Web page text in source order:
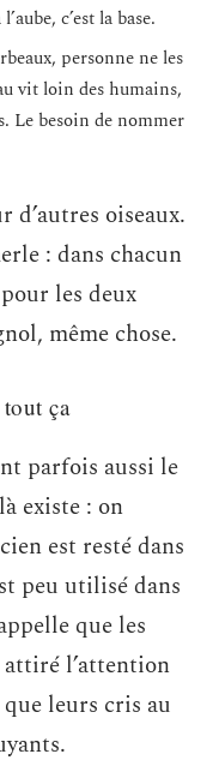
c’est la base.
personne ne les
vit loin des humains,
Le besoin de nommer
oiseaux.
: dans chacun
les deux
même chose.
ça
parfois aussi le
existe : on
est resté dans
peu utilisé dans
que les
attiré l’attention
leurs cris au